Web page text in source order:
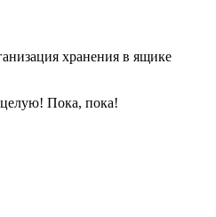
хранения в ящике
целую! Пока, пока!